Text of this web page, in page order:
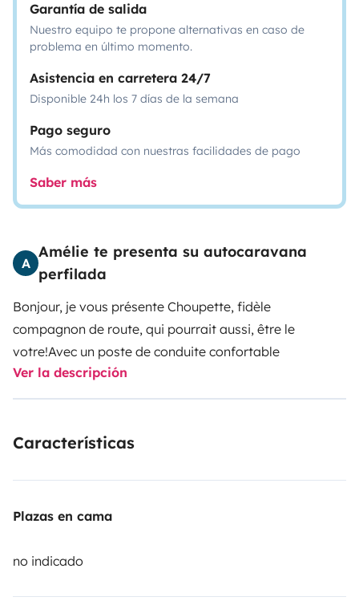
Garantía de salida
Nuestro equipo te propone alternativas en caso de
problema en último momento.
Asistencia en carretera 24/7
Disponible 24h los 7 días de la semana
Pago seguro
Más comodidad con nuestras facilidades de pago
Saber más
A
Amélie te presenta su autocaravana
perfilada
Bonjour, je vous présente Choupette, fidèle
compagnon de route, qui pourrait aussi, être le
votre!Avec un poste de conduite confortable
Ver la descripción
Características
Plazas en cama
no indicado